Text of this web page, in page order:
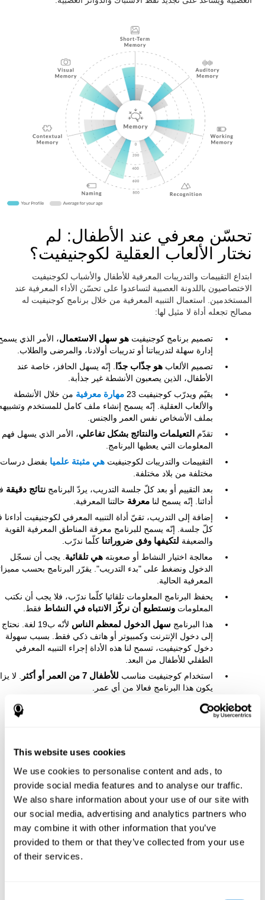
This website uses cookies
We use cookies to personalise content and ads, to
provide social media features and to analyse our traffic.
We also share information about your use of our site with
our social media, advertising and analytics partners who
may combine it with other information that you’ve
provided to them or that they’ve collected from your use
of their services.
تحسّن معرفي عند الأطفال: لم
نختار الألعاب العقلية لكوجنيفيت؟
ابتداع التقييمات والتدريبات المعرفية للأطفال والأشباب لكوجنيفيت
الاختصاصيون باللدونة العصبية لتساعدوا على تحسّن الأداء المعرفية عند
المستخدمين. استعمال التنبيه المعرفية من خلال برنامج كوجنيفيت له
مصالح تجعله أداة لا مثيل لها:
تصميم برنامج كوجنيفيت هو سهل الاستعمال، الأمر الذي
إدارة سهلة لتدريباتنا أو تدريبات أولادنا، والمرضى والطلاب.
تصميم الألعاب هو جذّاب جدّا
. إنّه يسهل الحافز، خاصة عند
الأطفال، الذين يصعبون الأنشطة غير جذأبة.
يقيّم ويدرّب كوجنيفيت 23
مهارة معرفية من خلال الأنشطة
والألعاب العقلية. إنّه يسمح إنشاء ملف كامل للمستخدم
بملف الأشخاص نفس العمر والجنس.
تقدّم
التعيلمات والنتائج بشكل تفاعلي، الأمر الذي يسهل فهم
المعلومات التي يعطيها البرنامج.
التقييمات والتدريبات لكوجنيفيت هي مثبتة علميا بفضل درسات
مختلفة من بلاد مختلفة.
بعد التقييم أو بعد كلّ جلسة التدريب، يردّ البرنامج نتائج دقيقة
أدائنا. إنّه يسمح لنا معرفة حالتنا المعرفية.
إضافة إلى التدريب، تقيّ أداة التنبيه المعرفي لكوجنيفيت
كلّ جلسة. إنّه يسمح للبرنامج معرفة المناطق المعرفية القوية
والضعيفة لتكيفها وفق ضروراتنا كلّما ندرّب.
معالجة اختيار النشاط أو صعوبته هي تلقائية . يجب أن نسجّل
الدخول ونضغط على "بدء التدريب". يقرّر البرنامج بحسب
المعرفية الحالية.
يحفظ البرنامج المعلومات تلقائيا كلّما ندرّب، فلا يجب أن نكتب
المعلومات ونستطيع أن نركّز الانتباه في النشاط فقط.
هذا البرنامج سهل الدخول لمعظم الناس
لأنّه ب19 لغة. نحتاج
إلى دخول الإنترنت وكمبيوتر أو هاتف ذكي فقط. بسبب سهولة
دخول كوجنيفيت، تسمح لنا هذه الأداة إجراء التنبيه المعرفي
الطفلي للأطفال من البعد.
استخدام كوجنيفيت مناسب للأطفال 7 من العمر أو أكثر
. لا
يكون هذا البرنامج فعالا من أي عمر.